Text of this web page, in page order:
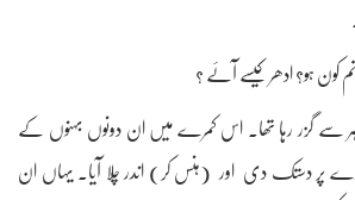
کون ہو؟ ادھر کیسے آئے ؟
سے گزر رہا تھا۔ اس کمرے میں ان دونوں بہنوں کے
پر دستک دی اور (ہنس کر) اندر چلا آیا۔ یہاں ان